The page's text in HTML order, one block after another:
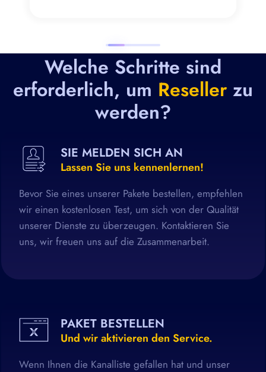
Welche Schritte sind
erforderlich, um Resellerzu
werden?
SIE MELDEN SICH AN
Lassen Sie uns kennenlernen!
Bevor Sie eines unserer Pakete bestellen, empfehlen
wir einen kostenlosen Test, um sich von der Qualität
unserer Dienste zu überzeugen. Kontaktieren Sie
uns, wir freuen uns auf die Zusammenarbeit.
PAKET BESTELLEN
Und wir aktivieren den Service.
Wenn Ihnen die Kanalliste gefallen hat und unser